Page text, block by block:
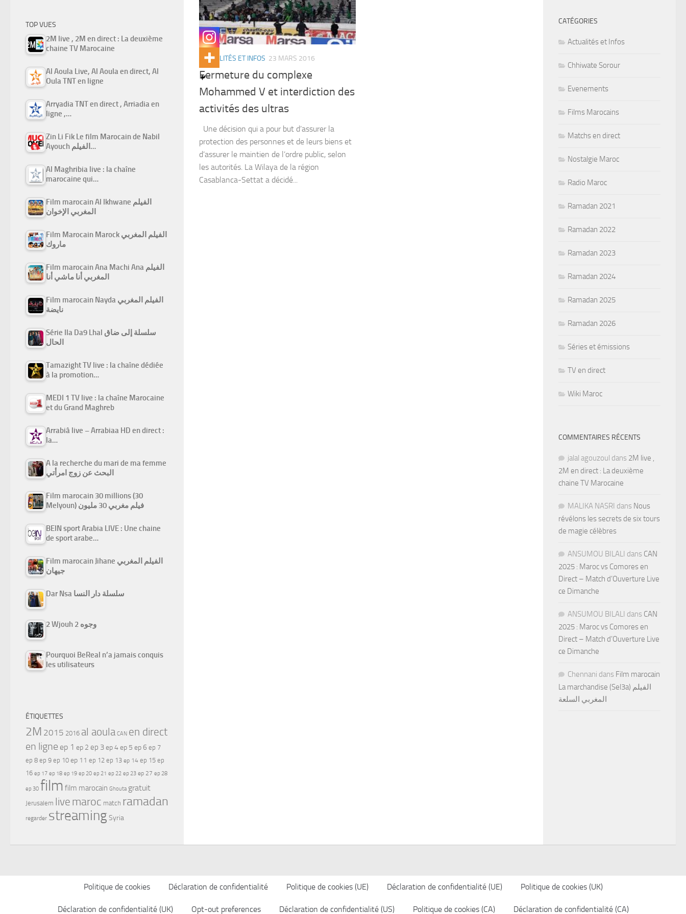
ACTUALITÉS ET INFOS 23 MARS 2016
Fermeture du complexe
Mohammed V et interdiction des
activités des ultras
Une décision qui a pour but d’assurer la
protection des personnes et de leurs biens et
d’assurer le maintien de l’ordre public, selon
les autorités. La Wilaya de la région
Casablanca-Settat a décidé...
TOP VUES
2M live , 2M en direct : La deuxième
chaine TV Marocaine
Al Aoula Live, Al Aoula en direct, Al
Oula TNT en ligne
Arryadia TNT en direct , Arriadia en
ligne ,…
Zin Li Fik Le film Marocain de Nabil
Ayouch الفيلم…
Al Maghribia live : la chaîne
marocaine qui…
Film marocain Al Ikhwane الفيلم
المغربي الإخوان
Film Marocain Marock الفيلم المغربي
ماروك
Film marocain Ana Machi Ana الفيلم
المغربي أنا ماشي أنا
Film marocain Nayda الفيلم المغربي
نايضة
Série Ila Da9 Lhal سلسلة إلى ضاق
الحال
Tamazight TV live : la chaîne dédiée
à la promotion…
MEDI 1 TV live : la chaîne Marocaine
et du Grand Maghreb
Arrabiâ live – Arrabiaa HD en direct :
la…
A la recherche du mari de ma femme
البحث عن زوج امرأتي
Film marocain 30 millions (30
Melyoun) فيلم مغربي 30 مليون
BEIN sport Arabia LIVE : Une chaine
de sport arabe…
Film marocain Jihane الفيلم المغربي
جيهان
Dar Nsa سلسلة دار النسا
2 Wjouh 2 وجوه
Pourquoi BeReal n’a jamais conquis
les utilisateurs
ÉTIQUETTES
2M 2015 2016 al aoula CAN en direct
en ligne ep 1 ep 2 ep 3ep 4ep 5 ep 6 ep 7
ep 8 ep 9 ep 10 ep 11 ep 12 ep 13 ep 14 ep 15 ep
16 ep 17 ep 18 ep 19 ep 20 ep 21 ep 22 ep 23 ep 27 ep 28
ep 30 film film marocain Ghouta gratuit
Jerusalem live maroc match ramadan
regarder streamingSyria
CATÉGORIES
Actualités et Infos
Chhiwate Sorour
Evenements
Films Marocains
Matchs en direct
Nostalgie Maroc
Radio Maroc
Ramadan 2021
Ramadan 2022
Ramadan 2023
Ramadan 2024
Ramadan 2025
Ramadan 2026
Séries et émissions
TV en direct
Wiki Maroc
COMMENTAIRES RÉCENTS
jalal agouzoul dans 2M live ,
2M en direct : La deuxième
chaine TV Marocaine
MALIKA NASRI dans Nous
révélons les secrets de six tours
de magie célèbres
ANSUMOU BILALI dans CAN
2025 : Maroc vs Comores en
Direct – Match d’Ouverture Live
ce Dimanche
ANSUMOU BILALI dans CAN
2025 : Maroc vs Comores en
Direct – Match d’Ouverture Live
ce Dimanche
Chennani dans Film marocain
La marchandise (Sel3a) الفيلم
المغربي السلعة
Politique de cookies Déclaration de confidentialité Politique de cookies (UE) Déclaration de confidentialité (UE) Politique de cookies (UK)
Déclaration de confidentialité (UK) Opt-out preferences Déclaration de confidentialité (US) Politique de cookies (CA) Déclaration de confidentialité (CA)